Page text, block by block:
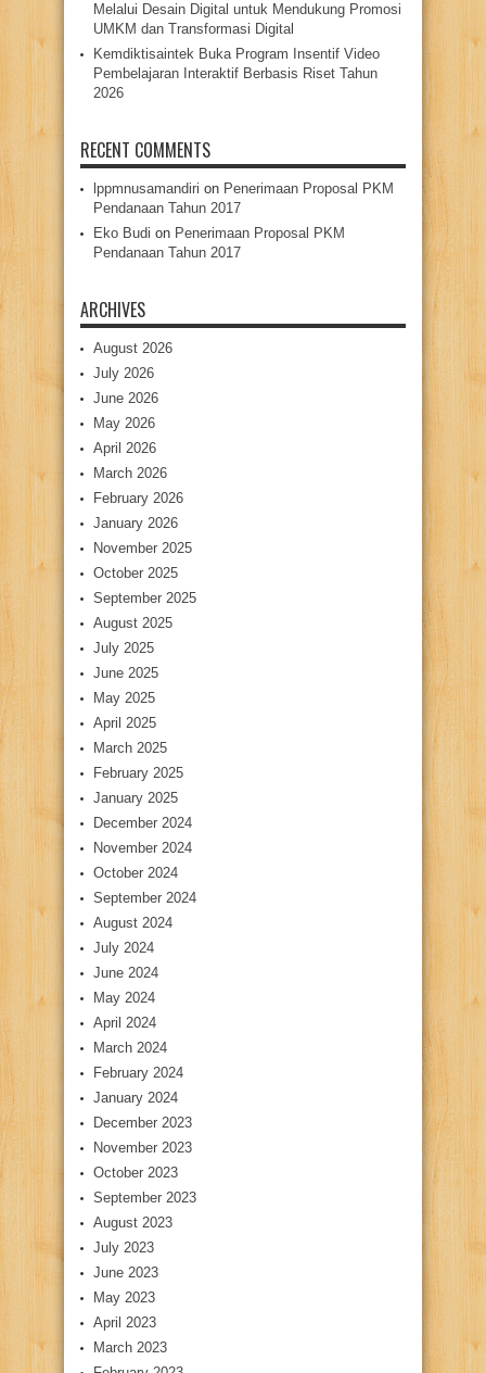
Melalui Desain Digital untuk Mendukung Promosi
UMKM dan Transformasi Digital
Kemdiktisaintek Buka Program Insentif Video
Pembelajaran Interaktif Berbasis Riset Tahun
2026
RECENT COMMENTS
lppmnusamandiri on Penerimaan Proposal PKM
Pendanaan Tahun 2017
Eko Budi on Penerimaan Proposal PKM
Pendanaan Tahun 2017
ARCHIVES
August 2026
July 2026
June 2026
May 2026
April 2026
March 2026
February 2026
January 2026
November 2025
October 2025
September 2025
August 2025
July 2025
June 2025
May 2025
April 2025
March 2025
February 2025
January 2025
December 2024
November 2024
October 2024
September 2024
August 2024
July 2024
June 2024
May 2024
April 2024
March 2024
February 2024
January 2024
December 2023
November 2023
October 2023
September 2023
August 2023
July 2023
June 2023
May 2023
April 2023
March 2023